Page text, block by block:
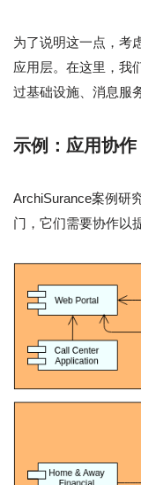
为了说明这一点，考
应用层。在这里，我
过基础设施、消息服
示例： 应用协作
ArchiSurance案例研
门，它们需要协作以